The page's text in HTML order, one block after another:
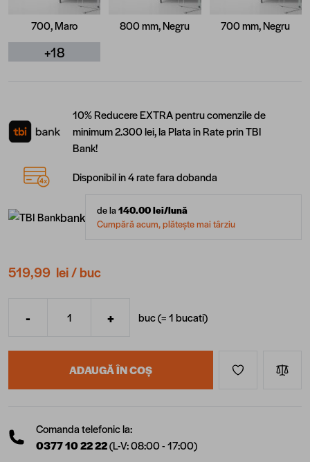
700, Maro 800 mm, Negru 700 mm, Negru
+18
10% Reducere EXTRA pentru comenzile de
minimum 2.300 lei, la Plata în Rate prin TBI
Bank!
Disponibil in 4 rate fara dobanda
bank de la140.00lei/lună
Cumpără acum, plătește mai târziu
519,99 lei/ buc
Cantitate
- + buc (=1bucati)
ADAUGĂ ÎN COȘ
Comanda telefonic la:
0377 10 22 22(L-V: 08:00 - 17:00)